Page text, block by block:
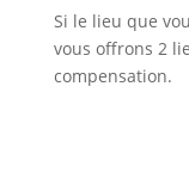
Si le lieu que
vous offrons 2
compensation.